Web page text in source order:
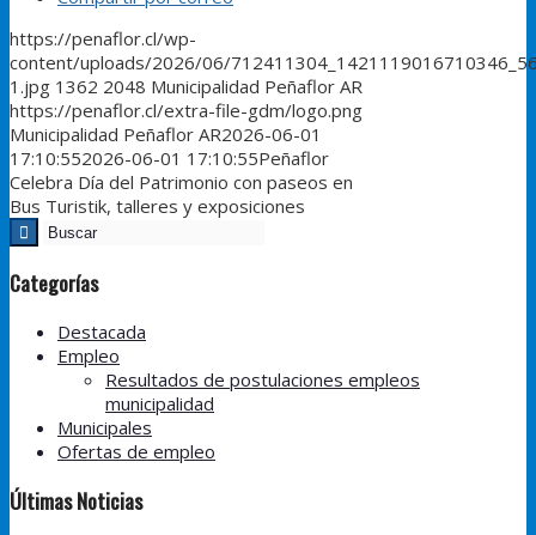
https://penaflor.cl/wp-
content/uploads/2026/06/
1.jpg 1362 2048 Municipalidad Peñaflor AR
https://penaflor.cl/extra-file-gdm/logo.png
Municipalidad Peñaflor AR2026-06-01
17:10:552026-06-01 17:10:55Peñaflor
Celebra Día del Patrimonio con paseos en
Bus Turistik, talleres y exposiciones
Categorías
Destacada
Empleo
Resultados de postulaciones empleos
municipalidad
Municipales
Ofertas de empleo
Últimas Noticias